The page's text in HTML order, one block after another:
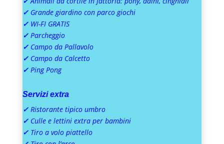
✓ Grande giardino con parco giochi
✓ WI-FI GRATIS
✓ Parcheggio
✓ Campo da Pallavolo
✓ Campo da Calcetto
✓ Ping Pong
Servizi extra
✓ Ristorante tipico umbro
✓ Culle e lettini extra per bambini
✓ Tiro a volo piattello